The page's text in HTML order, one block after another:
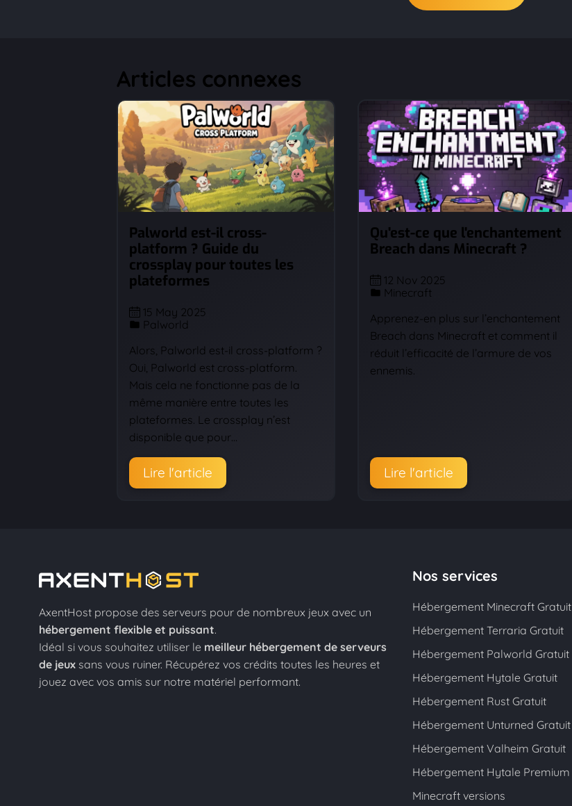
Articles connexes
Palworld est-il cross-
platform ? Guide du
crossplay pour toutes les
plateformes
15 May 2025
Palworld
Alors, Palworld est-il cross-platform ?
Oui, Palworld est cross-platform.
Mais cela ne fonctionne pas de la
même manière entre toutes les
plateformes. Le crossplay n’est
disponible que pour…
Lire l'article
Qu'est-ce que l'enchantement
Breach dans Minecraft ?
12 Nov 2025
Minecraft
Apprenez-en plus sur l’enchantement
Breach dans Minecraft et comment il
réduit l’efficacité de l’armure de vos
ennemis.
Lire l'article
AxentHost propose des serveurs pour de nombreux jeux avec un
hébergement flexible et puissant.
Idéal si vous souhaitez utiliser le meilleur hébergement de serveurs
de jeux sans vous ruiner. Récupérez vos crédits toutes les heures et
jouez avec vos amis sur notre matériel performant.
Nos services
Hébergement Minecraft Gratuit
Hébergement Terraria Gratuit
Hébergement Palworld Gratuit
Hébergement Hytale Gratuit
Hébergement Rust Gratuit
Hébergement Unturned Gratuit
Hébergement Valheim Gratuit
Hébergement Hytale Premium
Minecraft versions